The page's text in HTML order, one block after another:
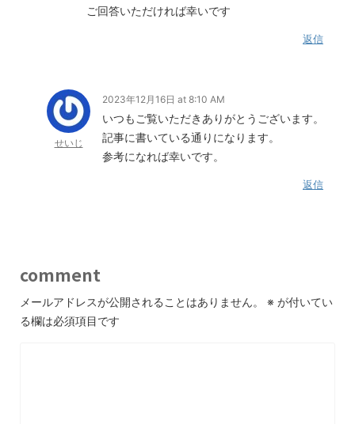
ご回答いただければ幸いです
返信
せいじ
2023年12月16日 at 8:10 AM
いつもご覧いただきありがとうございます。
記事に書いている通りになります。
参考になれば幸いです。
返信
comment
メールアドレスが公開されることはありません。 ※ が付いてい
る欄は必須項目です